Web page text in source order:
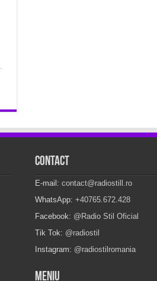
Contact
E-mail: contact@radiostill.ro
WhatsApp: +40765.672.428
Facebook: @Radio Stil Oficial
Tik Tok: @radiostil
Instagram: @radiostilromania
Meniu